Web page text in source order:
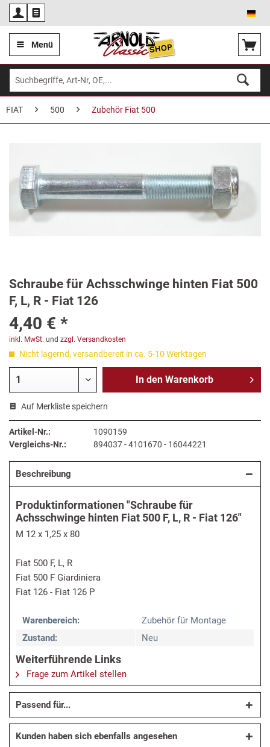
Menü
FIAT 500 Zubehör Fiat 500
Schraube für Achsschwinge hinten Fiat 500
F, L, R - Fiat 126
4,40 € *
inkl. MwSt. und zzgl. Versandkosten
Nicht lagernd, versandbereit in ca. 5-10 Werktagen
In den Warenkorb
Auf Merkliste speichern
Artikel-Nr.:
1090159
Vergleichs-Nr.:
894037 - 4101670 - 16044221
Beschreibung
Produktinformationen "Schraube für
Achsschwinge hinten Fiat 500 F, L, R - Fiat 126"
M 12 x 1,25 x 80
Fiat 500 F, L, R
Fiat 500 F Giardiniera
Fiat 126 - Fiat 126 P
Warenbereich:
Zubehör für Montage
Zustand:
Neu
Weiterführende Links
Frage zum Artikel stellen
Passend für...
Kunden haben sich ebenfalls angesehen